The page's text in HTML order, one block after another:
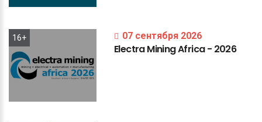
16+ 07 сентября 2026
ElectraMiningAfrica- 2026